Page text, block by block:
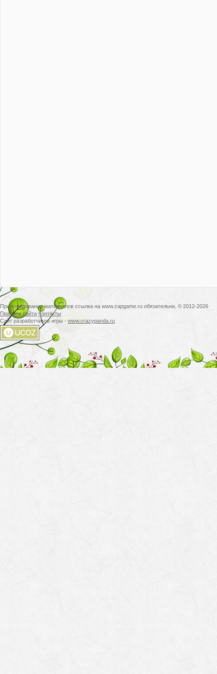
При копировании материалов ссылка на www.zapgame.ru обязательна. © 2012-2026
Правила сайта Контакты
Сайт разработчиков игры - www.crazypanda.ru